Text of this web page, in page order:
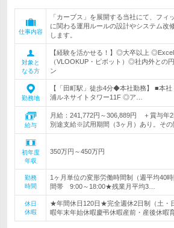
仕事内容
「カーブス」を展開する当社にて、フィ
に関わる運用ルールの設計やシステム改
します。
対象と
なる方
【経験を活かせる！】◎大卒以上
（VLOOKUP・ピボット）◎社内外との
ン
勤務地
【「田町駅」徒歩4分◆本社勤務】 ■本
浦ルネサイトタワー11F ◎ア…
給与
月給：241,772円～306,889円 ＋賞与
別途支給※試用期間（3ヶ月）あり。その
初年度
年収
350万円～450万円
勤務
時間
1ヶ月単位の変形労働時間制（週平均40
間帯 9:00～18:00★残業月平均3…
休日
休暇
★年間休日120日★完全週休2日制（土・
暇年末年始休暇慶弔休暇産前・産後休暇